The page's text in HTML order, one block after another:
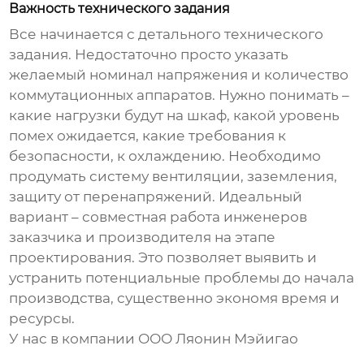
Важность технического задания
Все начинается с детального технического
задания. Недостаточно просто указать
желаемый номинал напряжения и количество
коммутационных аппаратов. Нужно понимать –
какие нагрузки будут на шкаф, какой уровень
помех ожидается, какие требования к
безопасности, к охлаждению. Необходимо
продумать систему вентиляции, заземления,
защиту от перенапряжений. Идеальный
вариант – совместная работа инженеров
заказчика и производителя на этапе
проектирования. Это позволяет выявить и
устранить потенциальные проблемы до начала
производства, существенно экономя время и
ресурсы.
У нас в компании ООО Ляонин Мэйигао